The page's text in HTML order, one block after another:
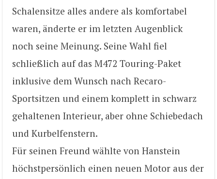
Schalensitze alles andere als komfortabel
waren, änderte er im letzten Augenblick
noch seine Meinung. Seine Wahl fiel
schließlich auf das M472 Touring-Paket
inklusive dem Wunsch nach Recaro-
Sportsitzen und einem komplett in schwarz
gehaltenen Interieur, aber ohne Schiebedach
und Kurbelfenstern.
Für seinen Freund wählte von Hanstein
höchstpersönlich einen neuen Motor aus der